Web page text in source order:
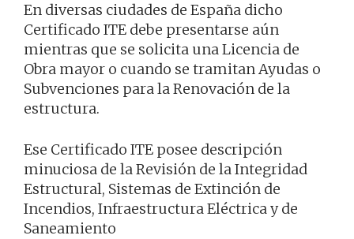
En diversas ciudades de España dicho
Certificado ITE debe presentarse aún
mientras que se solicita una Licencia de
Obra mayor o cuando se tramitan Ayudas o
Subvenciones para la Renovación de la
estructura.
Ese Certificado ITE posee descripción
minuciosa de la Revisión de la Integridad
Estructural, Sistemas de Extinción de
Incendios, Infraestructura Eléctrica y de
Saneamiento